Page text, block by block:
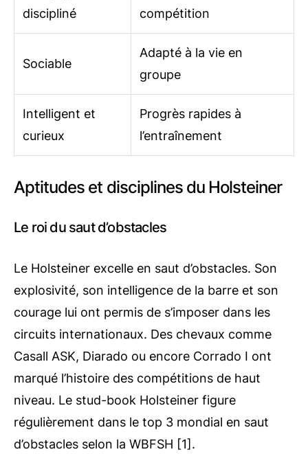
discipliné
compétition
Sociable
Adapté à la vie en
groupe
Intelligent et
curieux
Progrès rapides à
l’entraînement
Aptitudes et disciplines du Holsteiner
Le roi du saut d’obstacles
Le Holsteiner excelle en saut d’obstacles. Son
explosivité, son intelligence de la barre et son
courage lui ont permis de s’imposer dans les
circuits internationaux. Des chevaux comme
Casall ASK, Diarado ou encore Corrado I ont
marqué l’histoire des compétitions de haut
niveau. Le stud-book Holsteiner figure
régulièrement dans le top 3 mondial en saut
d’obstacles selon la WBFSH [1].